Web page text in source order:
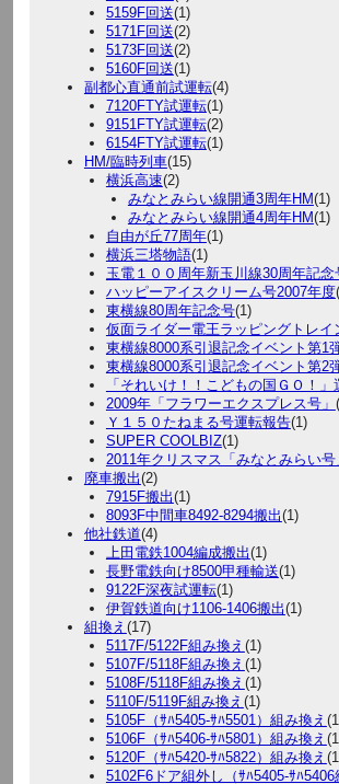
5159F回送(1)
5171F回送(2)
5173F回送(2)
5160F回送(1)
副都心直通前試運転(4)
7120FTY試運転(1)
9151FTY試運転(2)
6154FTY試運転(1)
HM/臨時列車(15)
横浜高速(2)
みなとみらい線開通3周年HM(1)
みなとみらい線開通4周年HM(1)
自由が丘77周年(1)
横浜三塔物語(1)
玉電１００周年新玉川線30周年記念
ハッピーアイスクリーム号2007年度
東横線80周年記念号(1)
仮面ライダー電王ラッピングトレイ
東横線8000系引退記念イベント第1
東横線8000系引退記念イベント第2
「それいけ！！こどもの国ＧＯ！」
2009年「フラワーエクスプレス号」
Ｙ１５０たねまる号運転報告(1)
SUPER COOLBIZ(1)
2011年クリスマス「みなとみらい
廃車搬出(2)
7915F搬出(1)
8093F中間車8492-8294搬出(1)
他社鉄道(4)
上田電鉄1004編成搬出(1)
長野電鉄向け8500甲種輸送(1)
9122F深夜試運転(1)
伊賀鉄道向け1106-1406搬出(1)
組換え (17)
5117F/5122F組み換え (1)
5107F/5118F組み換え (1)
5108F/5118F組み換え (1)
5110F/5119F組み換え (1)
5105F（ｻﾊ5405-ｻﾊ5501）組み換え
5106F（ｻﾊ5406-ｻﾊ5801）組み換え
5120F（ｻﾊ5420-ｻﾊ5822）組み換え
5102F6ドア組外し（ｻﾊ5405-ｻﾊ5406